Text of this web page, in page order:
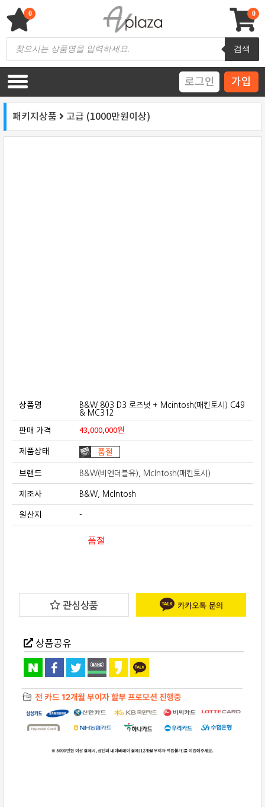
content
AV 플라자
하이파이 / 홈씨어터 전문 쇼핑몰
Products
search
검색
0
0
로그인 가입
패키지상품 고급 (1000만원이상)
상품명
B&W 803 D3 로즈넛 + Mcintosh(매킨토시) C49
& MC312
판매 가격 43,000,000원
제품상태
브랜드 B&W(비엔더블유) McIntosh(매킨토시)
제조사 B&W, McIntosh
원산지 -
품절
관심상품
상품공유